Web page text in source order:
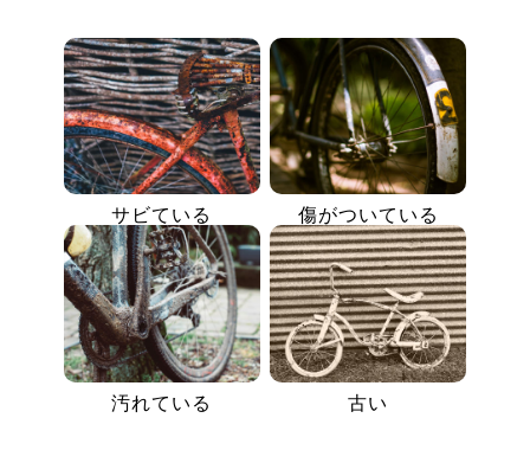
サビている 傷がついている
汚れている 古い